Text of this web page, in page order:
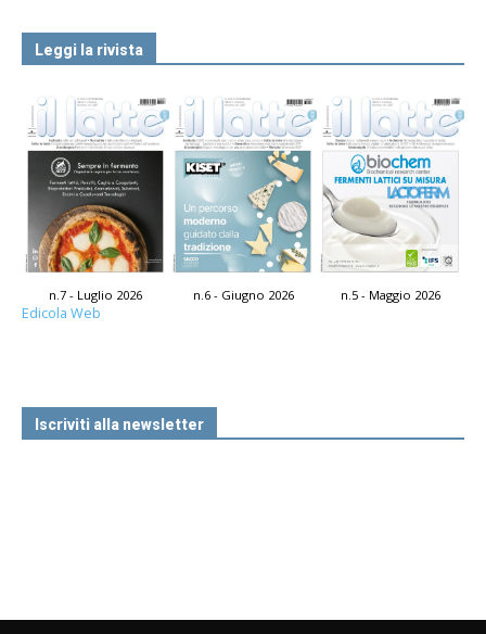
Leggi la rivista
n.7 - Luglio 2026 n.6 - Giugno 2026 n.5 - Maggio 2026
Edicola Web
Iscriviti alla newsletter